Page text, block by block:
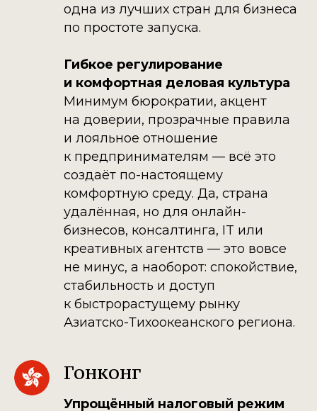
одна из лучших стран для бизнеса
по простоте запуска.
Гибкое регулирование
и комфортная деловая культура
Минимум бюрократии, акцент
на доверии, прозрачные правила
и лояльное отношение
к предпринимателям — всё это
создаёт по-настоящему
комфортную среду. Да, страна
удалённая, но для онлайн-
бизнесов, консалтинга, IT или
креативных агентств — это вовсе
не минус, а наоборот: спокойствие,
стабильность и доступ
к быстрорастущему рынку
Азиатско-Тихоокеанского региона.
Гонконг
Упрощённый налоговый режим